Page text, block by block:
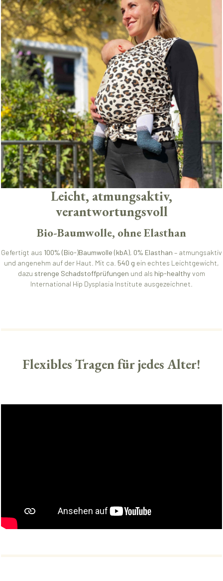
Leicht, atmungsaktiv,
verantwortungsvoll
Bio-Baumwolle, ohne Elasthan
Gefertigt aus 100% (Bio-)Baumwolle (kbA), 0% Elasthan – atmungsaktiv
und angenehm auf der Haut. Mit ca. 540 g ein echtes Leichtgewicht,
dazu strenge Schadstoffprüfungen und als hip-healthy vom
International Hip Dysplasia Institute ausgezeichnet.
Flexibles Tragen für jedes Alter!